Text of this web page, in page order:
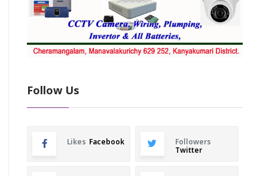
Follow Us
Likes Facebook
Followers
Twitter